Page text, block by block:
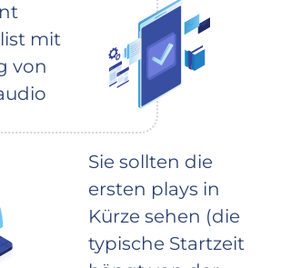
mit
von
Sie sollten die
ersten plays in
Kürze sehen (die
typische Startzeit